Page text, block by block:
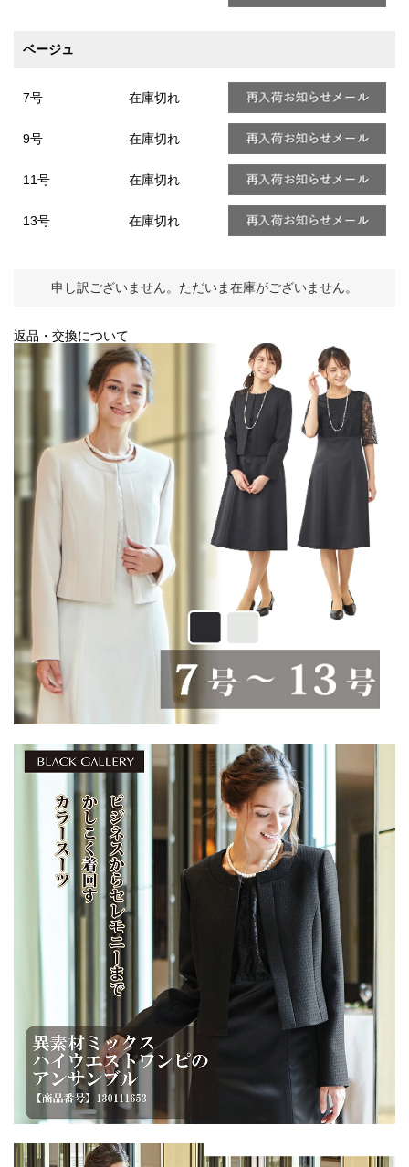
ベージュ
7号 在庫切れ
9号 在庫切れ
11号 在庫切れ
13号 在庫切れ
申し訳ございません。ただいま在庫がございません。
返品・交換について